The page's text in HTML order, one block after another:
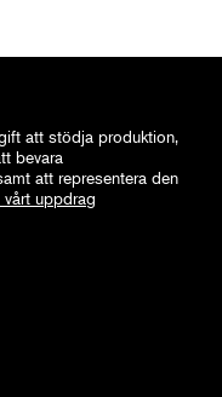
att stödja produktion,
bevara
att representera den
uppdrag